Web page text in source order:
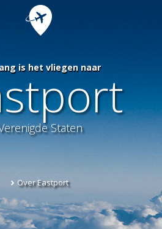
is het vliegen naar
Staten
Over Eastport